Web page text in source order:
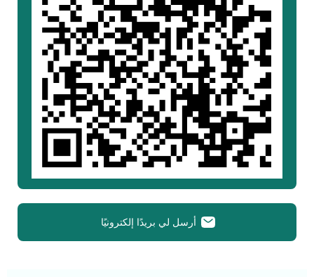
أرسل لي بريدًا إلكترونيًا